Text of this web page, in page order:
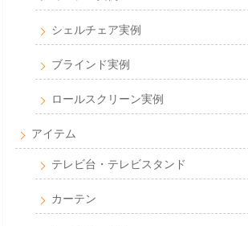
シェルチェア実例
ブラインド実例
ロールスクリーン実例
アイテム
テレビ台・テレビスタンド
カーテン